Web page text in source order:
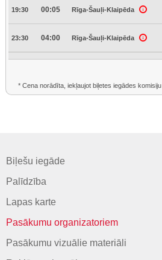
19:30 00:05 Rīga-Šauļi-Klaipēda
23:30 04:00 Rīga-Šauļi-Klaipēda
* Cena norādīta, iekļaujot biļetes iegādes komisiju
Biļešu iegāde
Palīdzība
Lapas karte
Pasākumu organizatoriem
Pasākumu vizuālie materiāli